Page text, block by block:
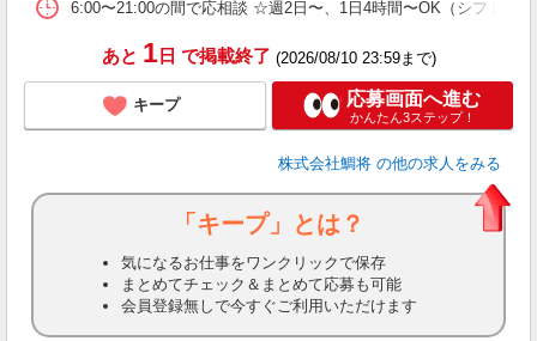
6:00〜21:00の間で応相談 ☆週2日〜、1日4時間〜OK（シフト制
あと 1日 で掲載終了 (2026/08/10 23:59まで)
キープ 応募画面へ進む
かんたん3ステップ！
株式会社鯛将 の他の求人をみる
「キープ」とは？
気になるお仕事をワンクリックで保存
まとめてチェック＆まとめて応募も可能
会員登録無しで今すぐご利用いただけます